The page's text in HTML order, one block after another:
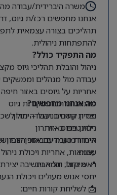
משרה היברידית/עבודה
אנחנו מחפשים רכז/ת גיוס,
תהליכים בצורה עצמאית
להתפתחות ניהולית.
מה התפקיד כולל?
ניהול והובלת תהליכי גיוס
עבודה מול מנהלים וממשקים
אחריות על גיוסים באזור חיפה
פיתוח והרחבת מקורות גיוס
יצירת קשרים ועבודה מול
רלוונטיים באזור
איתור מועמדים באופן יזום
שונות
מה אנחנו מחפשים?
ניסיון קודם בניהול – יתרון
ניסיון בגיוס – יתרון
היכרות טובה עם אזור הצפון
עצמאות, אחריות ויכולת
ראש גדול, יוזמה וחשיבה
יחסי אנוש מעולים ויכולת
📍 מיקום: תל אביב
📩 לשליחת קורות חיים: